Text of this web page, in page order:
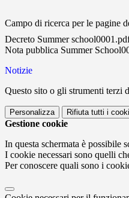
Campo di ricerca per le pagine
Decreto Summer
Nota pubblica Summer
Notizie
Questo sito o gli strumenti terzi
Personalizza Rifiuta tutti i
Gestione cookie
In questa schermata è possibile
I cookie necessari sono quelli
Per conoscere quali sono i